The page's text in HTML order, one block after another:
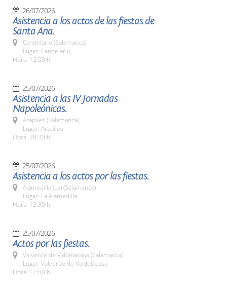
26/07/2026
Asistencia a los actos de las fiestas de
Santa Ana.
Candelario (Salamanca)
Lugar: Candelario
Hora: 12:00 h.
25/07/2026
Asistencia a las IV Jornadas
Napoleónicas.
Arapiles (Salamanca)
Lugar: Arapiles
Hora: 20:30 h.
25/07/2026
Asistencia a los actos por las fiestas.
Alamedilla (La) (Salamanca)
Lugar: La Alamedilla
Hora: 12:30 h.
25/07/2026
Actos por las fiestas.
Valverde de Valdelacasa (Salamanca)
Lugar: Valverde de Valdelacasa
Hora: 12:00 h.